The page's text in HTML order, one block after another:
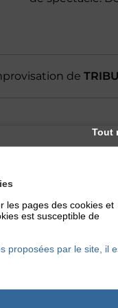
de
PAR MOIS
les nouveaux
les pages des cookies et
est susceptible de
proposées par le site, il
Tout